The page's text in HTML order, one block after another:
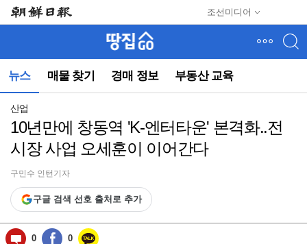
조선미디어
뉴스 매물 찾기 경매 정보 부동산 교육
뉴
(컨
동)
산업
10년만에 창동역 'K-엔터타운' 본격화..전
시장 사업 오세훈이 이어간다
구민수 인턴기자
구글 검색 선호 출처로 추가
0 0